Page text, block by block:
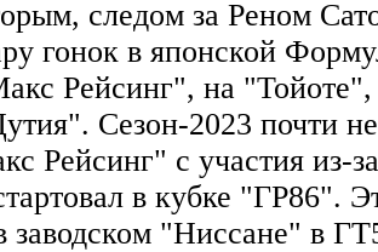
следом за Реном
гонок в японской
Рейсинг", на "Тойоте",
Сезон-2023 почти
Рейсинг" с участия из-
в кубке "ГР86".
заводском "Ниссане" в